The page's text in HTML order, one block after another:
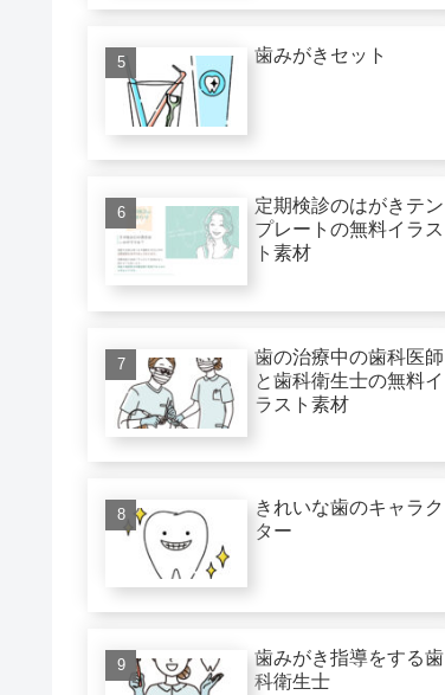
歯みがきセット
定期検診のはがきテン
プレートの無料イラス
ト素材
歯の治療中の歯科医師
と歯科衛生士の無料イ
ラスト素材
きれいな歯のキャラク
ター
歯みがき指導をする歯
科衛生士